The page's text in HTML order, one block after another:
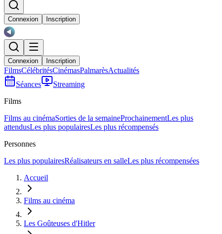
Connexion Inscription
Connexion Inscription
FilmsCélébritésCinémasPalmarèsActualités
Séances
Streaming
Films
Films au cinémaSorties de la semaineProchainementLes plus
attendusLes plus populairesLes plus récompensés
Personnes
Les plus populairesRéalisateurs en salleLes plus récompensées
Accueil
Films au cinéma
Les Goûteuses d'Hitler